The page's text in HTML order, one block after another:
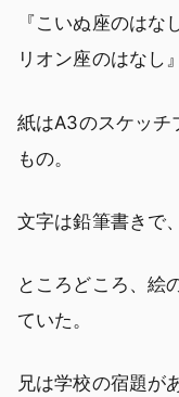
『こいぬ座のは
リオン座のはなし
紙はA3のスケッチ
もの。
文字は鉛筆書きで
ところどころ、絵
ていた。
兄は学校の宿題が